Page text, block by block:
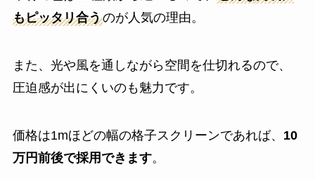
もピッタリ合うのが人気の理由。
また、光や風を通しながら空間を仕切れるので、
圧迫感が出にくいのも魅力です。
価格は1mほどの幅の格子スクリーンであれば、 10
万円前後で採用できます。